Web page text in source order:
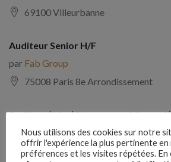
69100 Villeurbanne
Auditeur Senior H/F
par Fab Group
75008 Paris 8e Arrondissement
Auditeur(trice) interne
parComptabilite Emploi
39130 Châtillon
Nous utilisons des cookies sur notre
offrir l'expérience la plus pertinente en
préférences et les visites répétées. En